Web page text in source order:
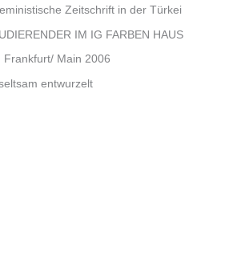
Zeitschrift in der Türkei
IM IG FARBEN HAUS
Frankfurt/ Main 2006
entwurzelt